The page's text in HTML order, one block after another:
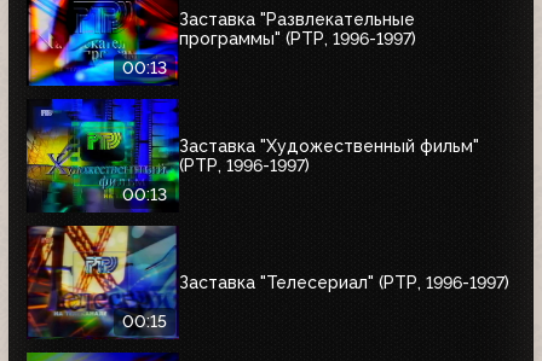
00:13
Заставка "Развлекательные
программы" (РТР, 1996-1997)
00:13
Заставка "Художественный фильм"
(РТР, 1996-1997)
00:15
Заставка "Телесериал" (РТР, 1996-1997)